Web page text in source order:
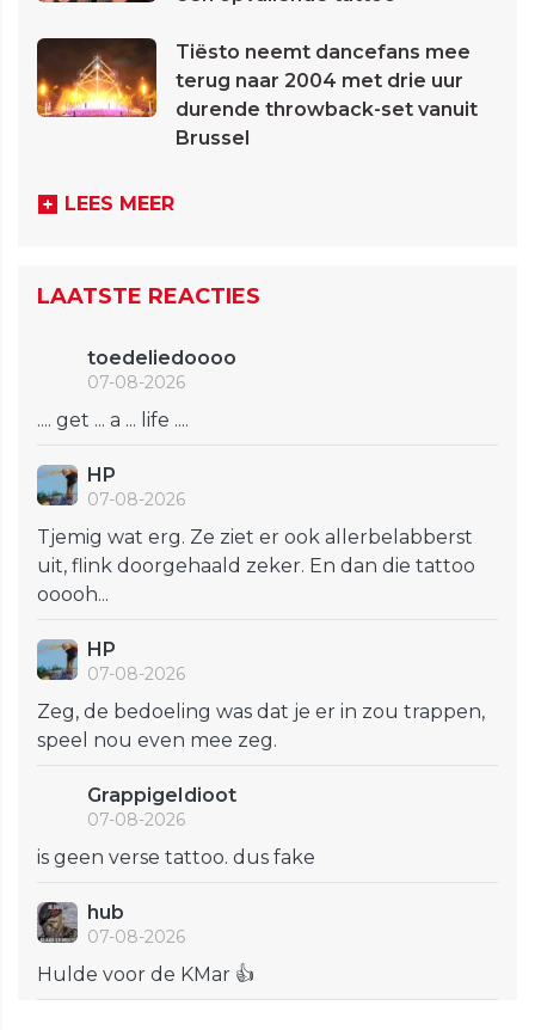
Tiësto neemt dancefans mee
terug naar 2004 met drie uur
durende throwback-set vanuit
Brussel
LEES MEER
LAATSTE REACTIES
toedeliedoooo
07-08-2026
.... get ... a ... life ....
HP
07-08-2026
Tjemig wat erg. Ze ziet er ook allerbelabberst
uit, flink doorgehaald zeker. En dan die tattoo
ooooh...
HP
07-08-2026
Zeg, de bedoeling was dat je er in zou trappen,
speel nou even mee zeg.
GrappigeIdioot
07-08-2026
is geen verse tattoo. dus fake
hub
07-08-2026
Hulde voor de KMar 👍